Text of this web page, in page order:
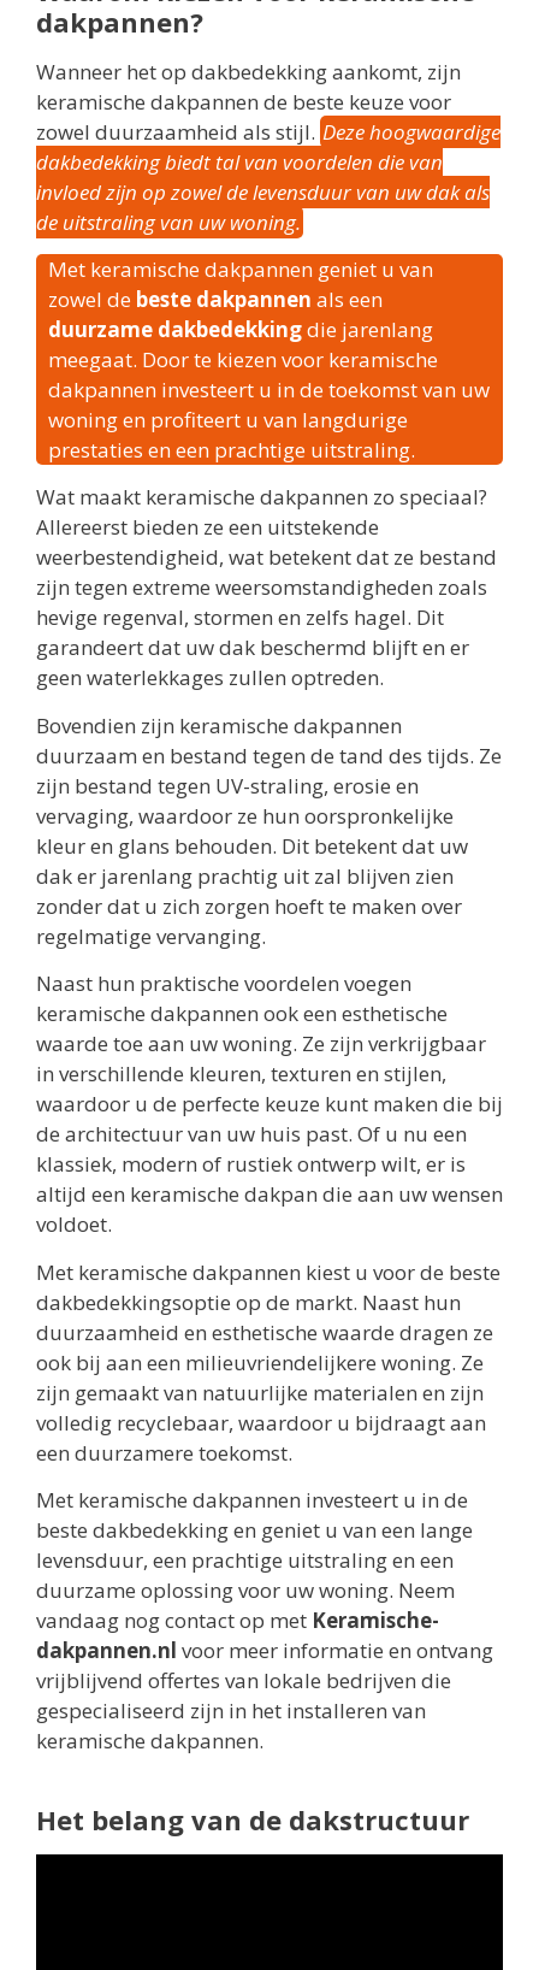
dakpannen?
Wanneer het op dakbedekking aankomt, zijn
keramische dakpannen de beste keuze voor
zowel duurzaamheid als stijl. Deze hoogwaardige
dakbedekking biedt tal van voordelen die van
invloed zijn op zowel de levensduur van uw dak als
de uitstraling van uw woning.
Met keramische dakpannen geniet u van
zowel de beste dakpannen als een
duurzame dakbedekkingdie jarenlang
meegaat. Door te kiezen voor keramische
dakpannen investeert u in de toekomst van uw
woning en profiteert u van langdurige
prestaties en een prachtige uitstraling.
Wat maakt keramische dakpannen zo speciaal?
Allereerst bieden ze een uitstekende
weerbestendigheid, wat betekent dat ze bestand
zijn tegen extreme weersomstandigheden zoals
hevige regenval, stormen en zelfs hagel. Dit
garandeert dat uw dak beschermd blijft en er
geen waterlekkages zullen optreden.
Bovendien zijn keramische dakpannen
duurzaam en bestand tegen de tand des tijds. Ze
zijn bestand tegen UV-straling, erosie en
vervaging, waardoor ze hun oorspronkelijke
kleur en glans behouden. Dit betekent dat uw
dak er jarenlang prachtig uit zal blijven zien
zonder dat u zich zorgen hoeft te maken over
regelmatige vervanging.
Naast hun praktische voordelen voegen
keramische dakpannen ook een esthetische
waarde toe aan uw woning. Ze zijn verkrijgbaar
in verschillende kleuren, texturen en stijlen,
waardoor u de perfecte keuze kunt maken die bij
de architectuur van uw huis past. Of u nu een
klassiek, modern of rustiek ontwerp wilt, er is
altijd een keramische dakpan die aan uw wensen
voldoet.
Met keramische dakpannen kiest u voor de beste
dakbedekkingsoptie op de markt. Naast hun
duurzaamheid en esthetische waarde dragen ze
ook bij aan een milieuvriendelijkere woning. Ze
zijn gemaakt van natuurlijke materialen en zijn
volledig recyclebaar, waardoor u bijdraagt aan
een duurzamere toekomst.
Met keramische dakpannen investeert u in de
beste dakbedekking en geniet u van een lange
levensduur, een prachtige uitstraling en een
duurzame oplossing voor uw woning. Neem
vandaag nog contact op met Keramische-
dakpannen.nl voor meer informatie en ontvang
vrijblijvend offertes van lokale bedrijven die
gespecialiseerd zijn in het installeren van
keramische dakpannen.
Het belang van de dakstructuur